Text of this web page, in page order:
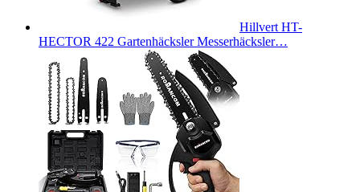
Hillvert HT-
HECTOR 422 Gartenhäcksler Messerhäcksler…